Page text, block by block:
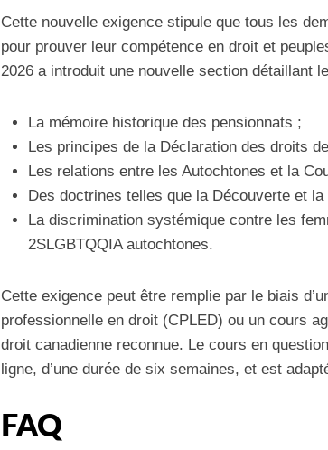
Cette nouvelle exigence stipule que tous les
pour prouver leur compétence en droit et
2026 a introduit une nouvelle section détaillant
La mémoire historique des pensionnats ;
Les principes de la Déclaration des droits
Les relations entre les Autochtones et la
Des doctrines telles que la Découverte et
La discrimination systémique contre les
2SLGBTQQIA autochtones.
Cette exigence peut être remplie par le biais
professionnelle en droit (CPLED) ou un cours
droit canadienne reconnue. Le cours en
ligne, d’une durée de six semaines, et est
FAQ